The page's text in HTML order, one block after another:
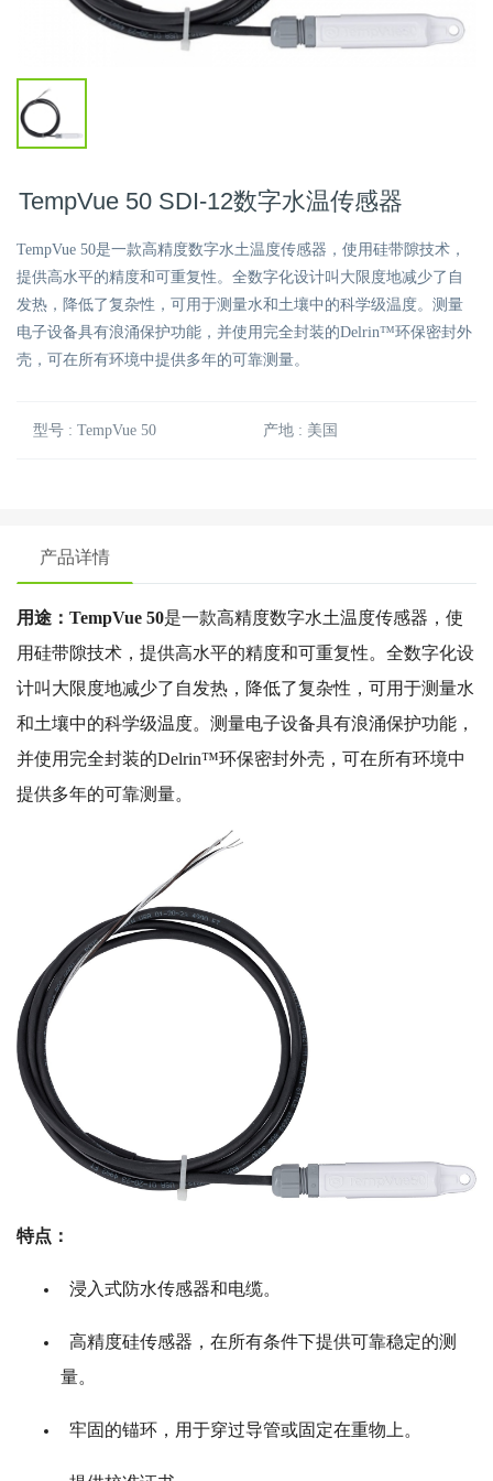
TempVue 50 SDI-12数字水温传感器
TempVue 50是一款高精度数字水土温度传感器，使用硅带隙技术，
提供高水平的精度和可重复性。全数字化设计叫大限度地减少了自
发热，降低了复杂性，可用于测量水和土壤中的科学级温度。测量
电子设备具有浪涌保护功能，并使用完全封装的Delrin™环保密封外
壳，可在所有环境中提供多年的可靠测量。
型号 : TempVue 50 产地 : 美国
产品详情
用途：TempVue 50是一款高精度数字水土温度传感器，使
用硅带隙技术，提供高水平的精度和可重复性。全数字化设
计叫大限度地减少了自发热，降低了复杂性，可用于测量水
和土壤中的科学级温度。测量电子设备具有浪涌保护功能，
并使用完全封装的Delrin™环保密封外壳，可在所有环境中
提供多年的可靠测量。
特点：
浸入式防水传感器和电缆。
高精度硅传感器，在所有条件下提供可靠稳定的测
量。
牢固的锚环，用于穿过导管或固定在重物上。